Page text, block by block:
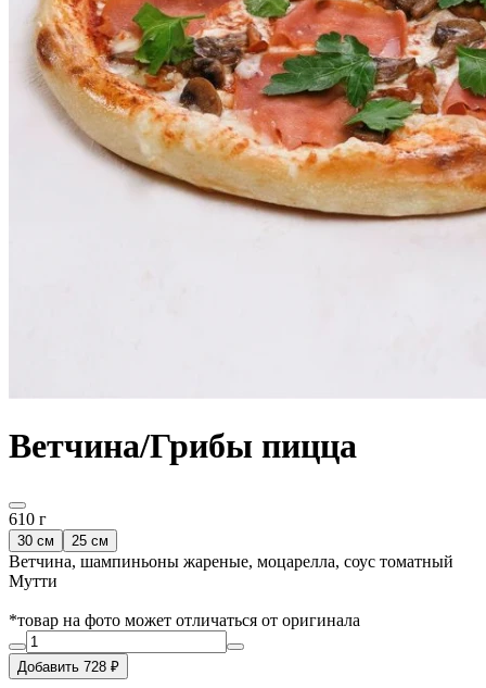
Ветчина/Грибы пицца
610 г
30 см 25 см
Ветчина, шампиньоны жареные, моцарелла, соус томатный
Мутти
*товар на фото может отличаться от оригинала
Добавить 728 ₽